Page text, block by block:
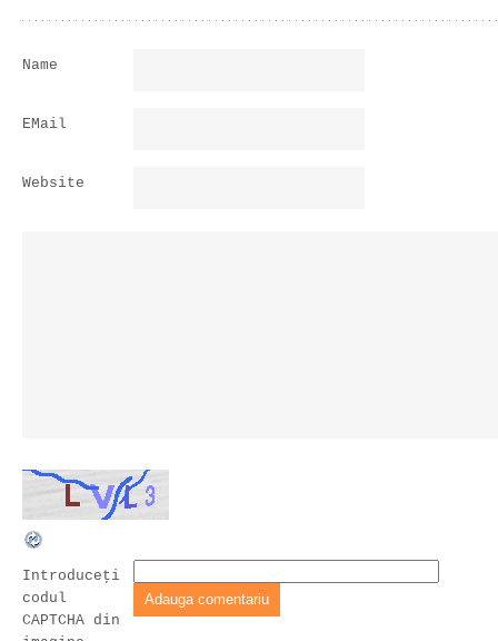
Name
EMail
Website
Introduceţi
codul
CAPTCHA din